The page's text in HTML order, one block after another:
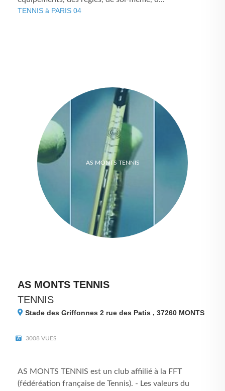
TENNIS à PARIS 04
AS MONTS TENNIS
AS MONTS TENNIS
TENNIS
Stade des Griffonnes 2 rue des Patis , 37260 MONTS
3008 VUES
AS MONTS TENNIS est un club affiilié à la FFT
(fédéréation française de Tennis). - Les valeurs du